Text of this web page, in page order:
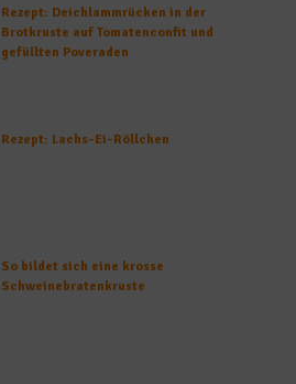
Rezept: Deichlammrücken in der
Brotkruste auf Tomatenconfit und
gefüllten Poveraden
Rezept: Lachs-Ei-Röllchen
So bildet sich eine krosse
Schweinebratenkruste